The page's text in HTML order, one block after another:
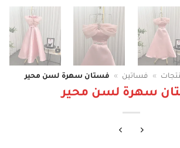
» فساتين » فستان سهرة لسن محير
سهرة لسن محير